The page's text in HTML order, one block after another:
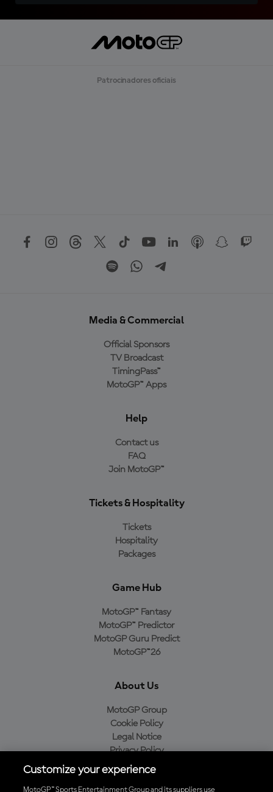
Patrocinadores oficiais
Media & Commercial
Official Sponsors
TV Broadcast
TimingPass™
MotoGP™ Apps
Help
Contact us
FAQ
Join MotoGP™
Tickets & Hospitality
Tickets
Hospitality
Packages
Game Hub
MotoGP™ Fantasy
MotoGP™ Predictor
MotoGP Guru Predict
MotoGP™26
About Us
MotoGP Group
Cookie Policy
Legal Notice
Privacy Policy
Purchase Policy
Customize your experience
MotoGP™ Sports Entertainment Group and its suppliers use